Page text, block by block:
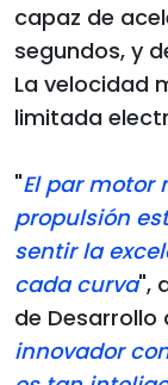
capaz de
segundos, y
La velocidad
limitada
"El par motor
propulsión
sentir la
cada curva",
de Desarrollo
innovador